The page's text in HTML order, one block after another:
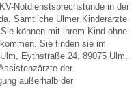
Notdienstsprechstunde in der
Sämtliche Ulmer Kinderärzte
können mit ihrem Kind ohne
Sie finden sie im
Eythstraße 24, 89075 Ulm.
der
außerhalb der